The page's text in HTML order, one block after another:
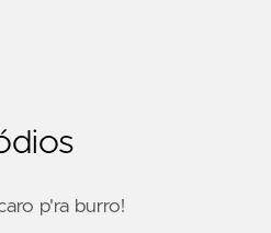
p'ra burro!